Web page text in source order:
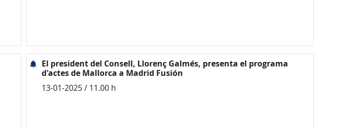
El president del Consell, Llorenç Galmés, presenta el programa
d'actes de Mallorca a Madrid Fusión
13-01-2025 / 11.00 h